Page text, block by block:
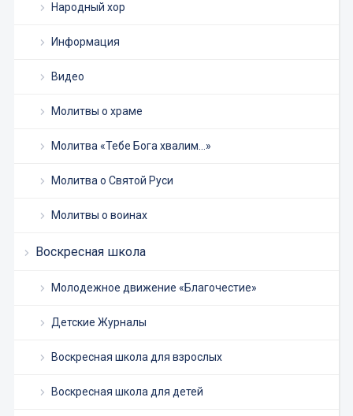
Народный хор
Информация
Видео
Молитвы о храме
Молитва «Тебе Бога хвалим…»
Молитва о Святой Руси
Молитвы о воинах
Воскресная школа
Молодежное движение «Благочестие»
Детские Журналы
Воскресная школа для взрослых
Воскресная школа для детей